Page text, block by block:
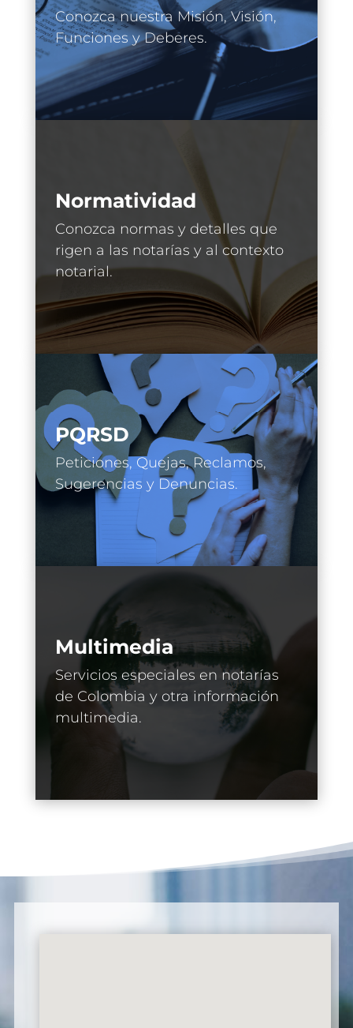
Conozca nuestra Misión, Visión,
Funciones y Deberes.
Normatividad
Conozca normas y detalles que
rigen a las notarías y al contexto
notarial.
PQRSD
Peticiones, Quejas, Reclamos,
Sugerencias y Denuncias.
Multimedia
Servicios especiales en notarías
de Colombia y otra información
multimedia.